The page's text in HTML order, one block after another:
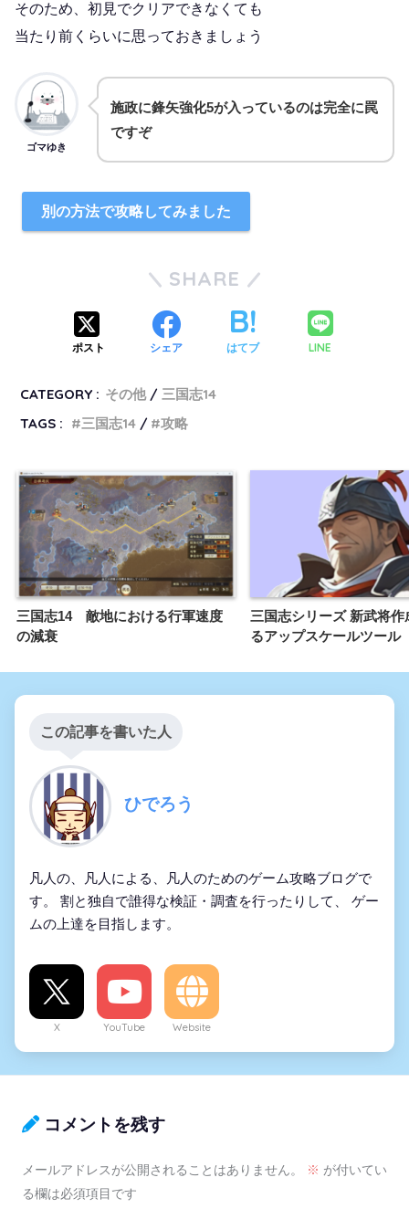
そのため、初見でクリアできなくても
当たり前くらいに思っておきましょう
ゴマゆき
施政に鋒矢強化5が入っているのは完全に罠
ですぞ
別の方法で攻略してみました
SHARE
ポスト シェア はてブ LINE
CATEGORY : その他
三国志14
TAGS :
三国志14 攻略
三国志14 敵地における行軍速度
の減衰
三国志シリーズ 新武将作
るアップスケールツール
この記事を書いた人
ひでろう
凡人の、凡人による、凡人のためのゲーム攻略ブログで
す。 割と独自で誰得な検証・調査を行ったりして、 ゲー
ムの上達を目指します。
X YouTube Website
コメントを残す
メールアドレスが公開されることはありません。 ※ が付いてい
る欄は必須項目です